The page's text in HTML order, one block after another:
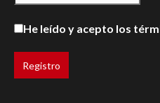
He leído y acepto los